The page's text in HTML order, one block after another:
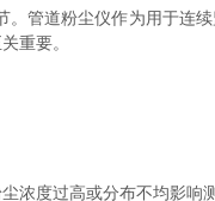
管道粉尘仪作为用于连
重要。
度过高或分布不均影响测